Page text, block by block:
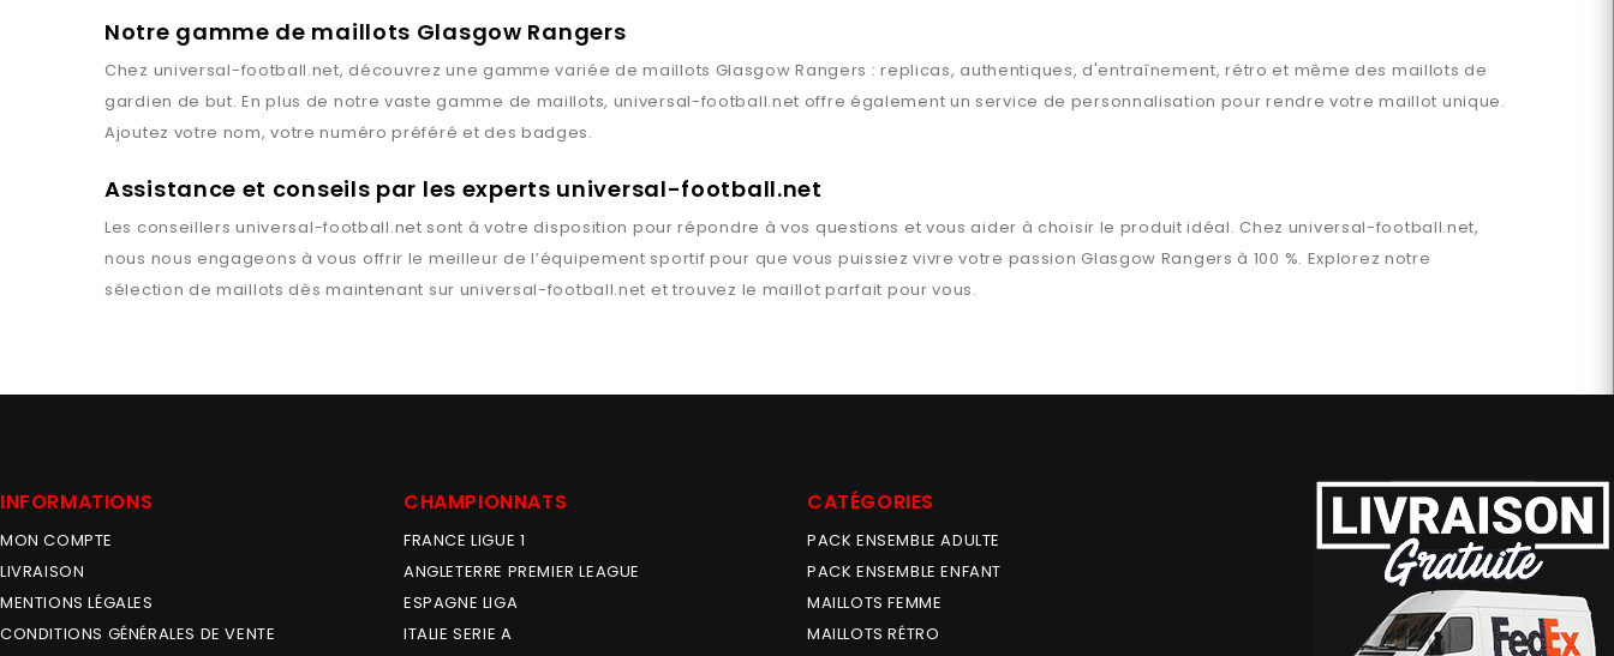
Notre gamme de maillots Glasgow Rangers
Chez universal-football.net, découvrez une gamme variée de maillots Glasgow Rangers : replicas, authentiques, d'entraînement, rétro et même des maillots de
gardien de but. En plus de notre vaste gamme de maillots, universal-football.net offre également un service de personnalisation pour rendre votre maillot unique.
Ajoutez votre nom, votre numéro préféré et des badges.
Assistance et conseils par les experts universal-football.net
Les conseillersuniversal-football.net sont à votre disposition pour répondre à vos questions et vous aider à choisir le produit idéal. Chez universal-football.net,
nous nous engageons à vous offrir le meilleur de l’équipement sportif pour que vous puissiez vivre votre passion Glasgow Rangers à 100 %. Explorez notre
sélection de maillots dès maintenant sur universal-football.net et trouvez le maillot parfait pour vous.
INFORMATIONS
MON COMPTE
LIVRAISON
MENTIONS LÉGALES
CONDITIONS GÉNÉRALES DE VENTE
CHAMPIONNATS
FRANCE LIGUE 1
ANGLETERRE PREMIER LEAGUE
ESPAGNE LIGA
ITALIE SERIE A
CATÉGORIES
PACK ENSEMBLE ADULTE
PACK ENSEMBLE ENFANT
MAILLOTS FEMME
MAILLOTS RÉTRO